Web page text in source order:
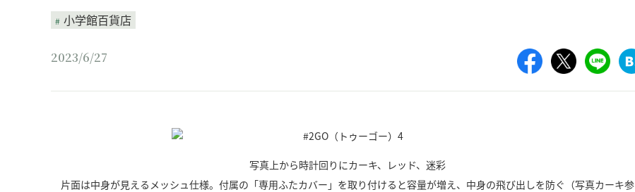
小学館百貨店
2023/6/27
写真上から時計回りにカーキ、レッド、迷彩
片面は中身が見えるメッシュ仕様。付属の「専用ふたカバー」を取り付けると容量が増え、中身の飛び出しを防ぐ（写真カーキ参